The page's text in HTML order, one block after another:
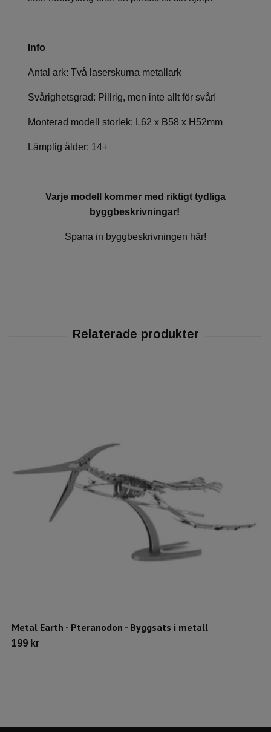
Info
Antal ark: Två laserskurna metallark
Svårighetsgrad: Pillrig, men inte allt för svår!
Monterad modell storlek: L62 x B58 x H52mm
Lämplig ålder: 14+
Varje modell kommer med riktigt tydliga
byggbeskrivningar!
Spana in byggbeskrivningen här!
Metal Earth - Pteranodon - Byggsats i metall
199 kr